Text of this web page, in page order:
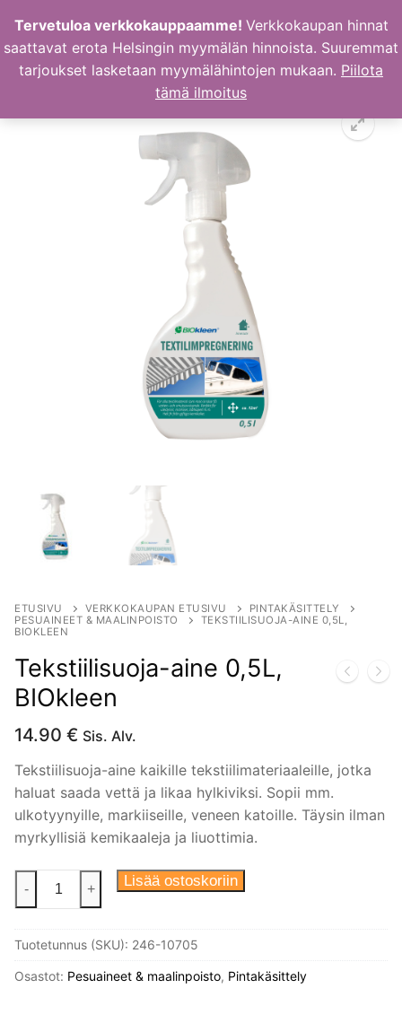
sisältöön
ETUSIVU VERKKOKAUPAN ETUSIVU
PINTAKÄSITTELY
PESUAINEET & MAALINPOISTO
TEKSTIILISUOJA-AINE 0,5L,
BIOKLEEN
Tekstiilisuoja-aine 0,5L,
BIOkleen
14.90 € Sis. Alv.
Tekstiilisuoja-aine kaikille tekstiilimateriaaleille, jotka
haluat saada vettä ja likaa hylkiviksi. Sopii mm.
ulkotyynyille, markiiseille, veneen katoille. Täysin ilman
myrkyllisiä kemikaaleja ja liuottimia.
Tekstiilisuoja-
BIOkleen
määrä
- + Lisää ostoskoriin
Tuotetunnus (SKU): 246-10705
Osastot: Pesuaineet & maalinpoisto, Pintakäsittely
Tervetuloa verkkokauppaamme! Verkkokaupan hinnat
saattavat erota Helsingin myymälän hinnoista. Suuremmat
tarjoukset lasketaan myymälähintojen mukaan. Piilota
tämä ilmoitus